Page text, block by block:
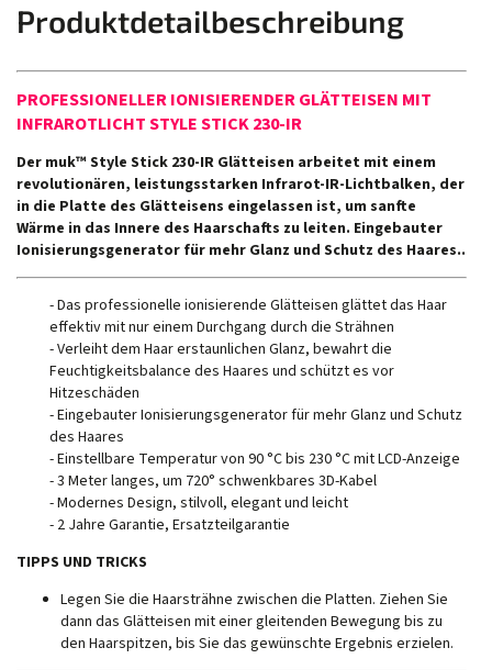
Produktdetailbeschreibung
PROFESSIONELLER IONISIERENDER GLÄTTEISEN MIT
INFRAROTLICHT STYLE STICK 230-IR
Der muk™ Style Stick 230-IR Glätteisen arbeitet mit einem
revolutionären, leistungsstarken Infrarot-IR-Lichtbalken, der
in die Platte des Glätteisens eingelassen ist, um sanfte
Wärme in das Innere des Haarschafts zu leiten. Eingebauter
Ionisierungsgenerator für mehr Glanz und Schutz des Haares..
- Das professionelle ionisierende Glätteisen glättet das Haar
effektiv mit nur einem Durchgang durch die Strähnen
- Verleiht dem Haar erstaunlichen Glanz, bewahrt die
Feuchtigkeitsbalance des Haares und schützt es vor
Hitzeschäden
- Eingebauter Ionisierungsgenerator für mehr Glanz und Schutz
des Haares
- Einstellbare Temperatur von 90 °C bis 230 °C mit LCD-Anzeige
- 3 Meter langes, um 720° schwenkbares 3D-Kabel
- Modernes Design, stilvoll, elegant und leicht
- 2 Jahre Garantie, Ersatzteilgarantie
TIPPS UND TRICKS
Legen Sie die Haarsträhne zwischen die Platten. Ziehen Sie
dann das Glätteisen mit einer gleitenden Bewegung bis zu
den Haarspitzen, bis Sie das gewünschte Ergebnis erzielen.